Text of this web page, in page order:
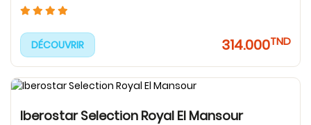
DÉCOUVRIR 314.000TND
Iberostar Selection Royal El Mansour